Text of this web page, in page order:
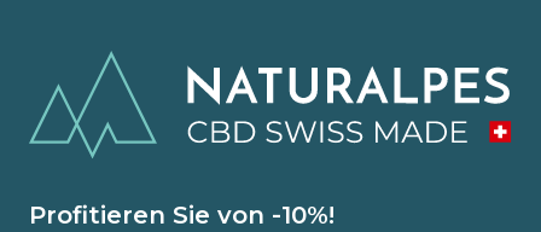
Profitieren Sie von -10%!